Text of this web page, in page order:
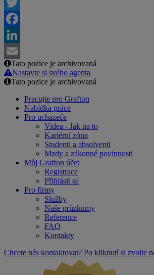
Twitter
Facebook
LinkedIn
Email
Tato pozice je archivovaná
Nastavte si svého agenta
Tato pozice je archivovaná
Pracujte pro Grafton
Nabídka práce
Pro uchazeče
Videa - Jak na to
Kariérní zóna
Studenti a absolventi
Mzdy a zákonné povinnosti
Můj Grafton účet
Registrace
Přihlásit se
Pro firmy
Služby
Naše průzkumy
Reference
FAQ
Kontakty
Chcete nás kontaktovat? Po kliknutí si zvolte